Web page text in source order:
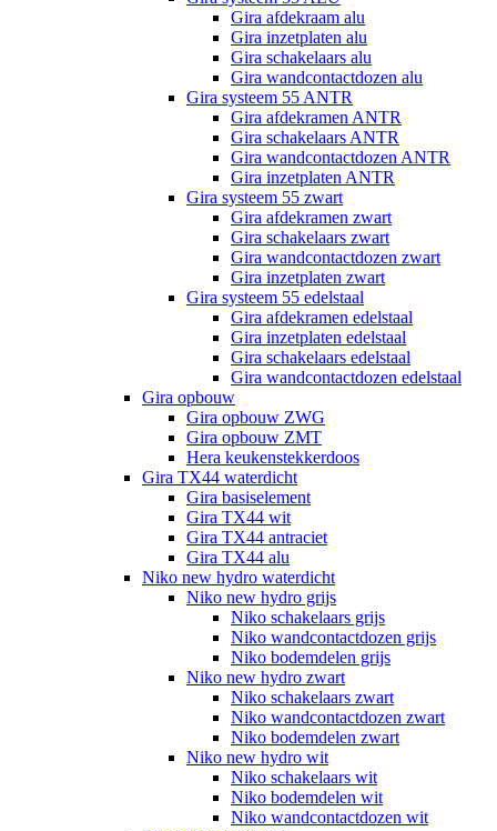
Gira afdekraam alu
Gira inzetplaten alu
Gira schakelaars alu
Gira wandcontactdozen alu
Gira systeem 55 ANTR
Gira afdekramen ANTR
Gira schakelaars ANTR
Gira wandcontactdozen ANTR
Gira inzetplaten ANTR
Gira systeem 55 zwart
Gira afdekramen zwart
Gira schakelaars zwart
Gira wandcontactdozen zwart
Gira inzetplaten zwart
Gira systeem 55 edelstaal
Gira afdekramen edelstaal
Gira inzetplaten edelstaal
Gira schakelaars edelstaal
Gira wandcontactdozen edelstaal
Gira opbouw
Gira opbouw ZWG
Gira opbouw ZMT
Hera keukenstekkerdoos
Gira TX44 waterdicht
Gira basiselement
Gira TX44 wit
Gira TX44 antraciet
Gira TX44 alu
Niko new hydro waterdicht
Niko new hydro grijs
Niko schakelaars grijs
Niko wandcontactdozen grijs
Niko bodemdelen grijs
Niko new hydro zwart
Niko schakelaars zwart
Niko wandcontactdozen zwart
Niko bodemdelen zwart
Niko new hydro wit
Niko schakelaars wit
Niko bodemdelen wit
Niko wandcontactdozen wit